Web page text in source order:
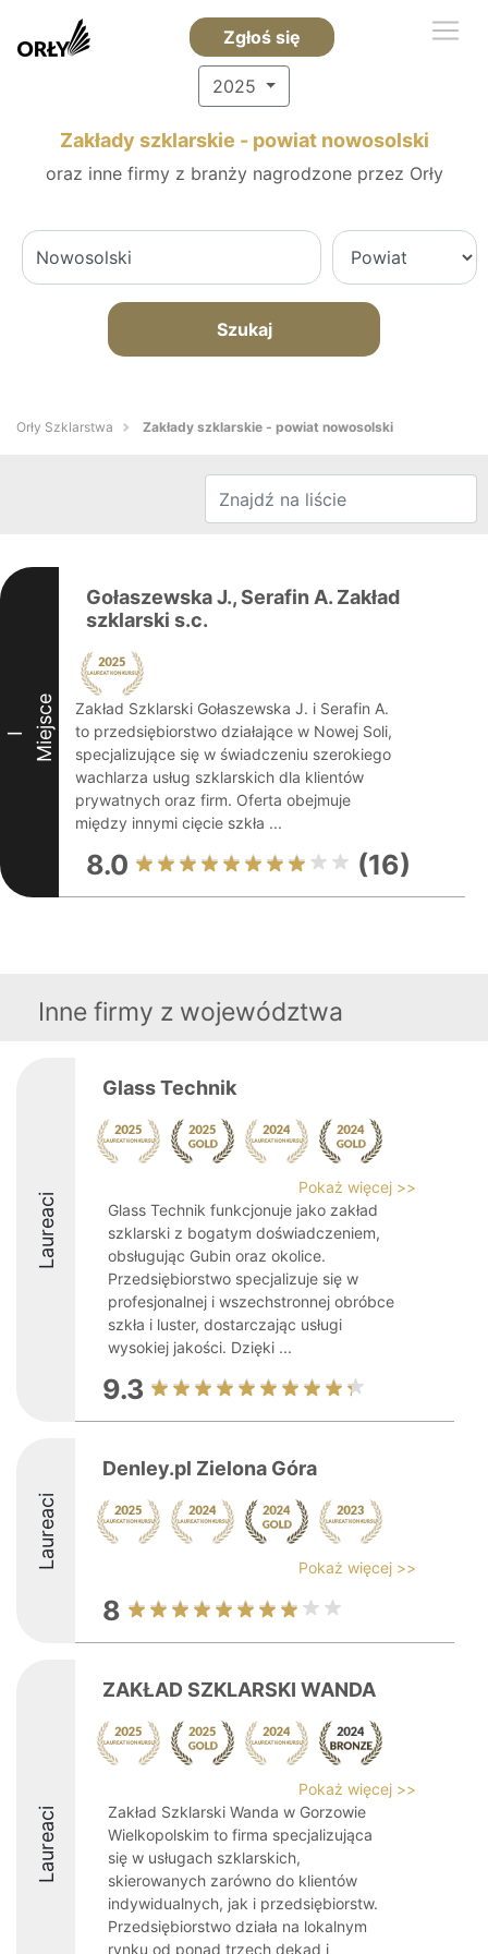
Zgłoś się
2025
Zakłady szklarskie - powiat nowosolski
oraz inne firmy z branży nagrodzone przez Orły
Szukaj
Orły Szklarstwa Zakłady szklarskie - powiat nowosolski
I Miejsce
Gołaszewska J., Serafin A. Zakład
szklarski s.c.
Zakład Szklarski Gołaszewska J. i Serafin A.
to przedsiębiorstwo działające w Nowej Soli,
specjalizujące się w świadczeniu szerokiego
wachlarza usług szklarskich dla klientów
prywatnych oraz firm. Oferta obejmuje
między innymi cięcie szkła ...
8.0 (16)
Inne firmy z województwa
Laureaci
Glass Technik
Pokaż więcej >>
Glass Technik funkcjonuje jako zakład
szklarski z bogatym doświadczeniem,
obsługując Gubin oraz okolice.
Przedsiębiorstwo specjalizuje się w
profesjonalnej i wszechstronnej obróbce
szkła i luster, dostarczając usługi
wysokiej jakości. Dzięki ...
9.3
Laureaci
Denley.pl Zielona Góra
Pokaż więcej >>
8
Laureaci
ZAKŁAD SZKLARSKI WANDA
Pokaż więcej >>
Zakład Szklarski Wanda w Gorzowie
Wielkopolskim to firma specjalizująca
się w usługach szklarskich,
skierowanych zarówno do klientów
indywidualnych, jak i przedsiębiorstw.
Przedsiębiorstwo działa na lokalnym
rynku od ponad trzech dekad i